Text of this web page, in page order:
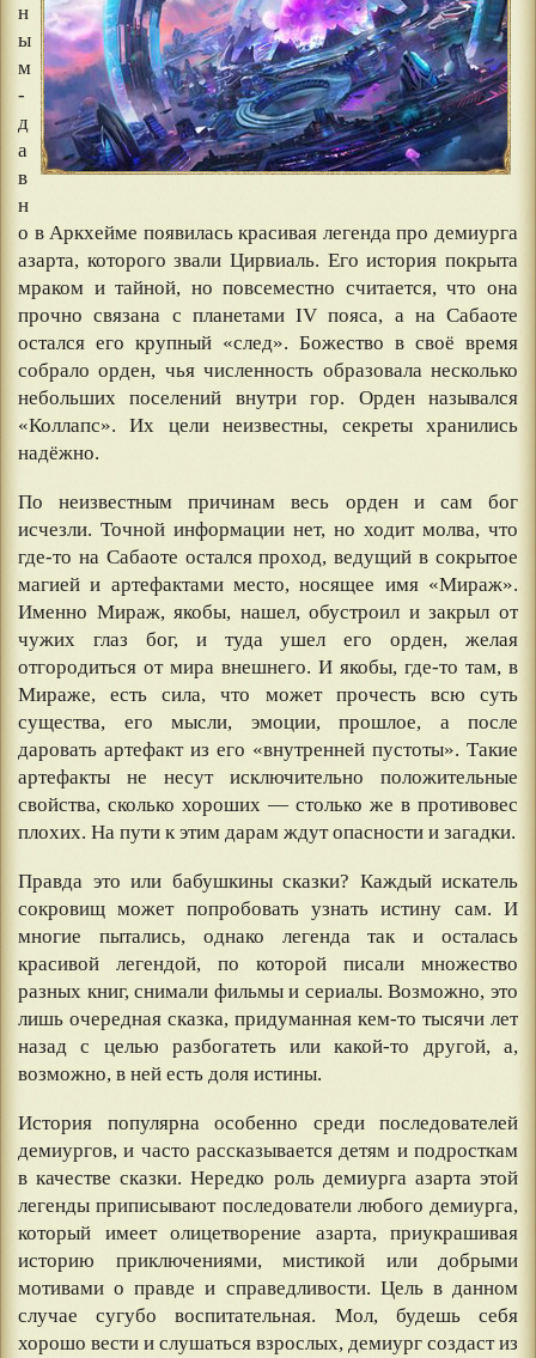
н
ы
м
-
д
а
в
н
о в Аркхейме появилась красивая легенда про демиурга
азарта, которого звали Цирвиаль. Его история покрыта
мраком и тайной, но повсеместно считается, что она
прочно связана с планетами IV пояса, а на Сабаоте
остался его крупный «след». Божество в своё время
собрало орден, чья численность образовала несколько
небольших поселений внутри гор. Орден назывался
«Коллапс». Их цели неизвестны, секреты хранились
надёжно.
По неизвестным причинам весь орден и сам бог
исчезли. Точной информации нет, но ходит молва, что
где-то на Сабаоте остался проход, ведущий в сокрытое
магией и артефактами место, носящее имя «Мираж».
Именно Мираж, якобы, нашел, обустроил и закрыл от
чужих глаз бог, и туда ушел его орден, желая
отгородиться от мира внешнего. И якобы, где-то там, в
Мираже, есть сила, что может прочесть всю суть
существа, его мысли, эмоции, прошлое, а после
даровать артефакт из его «внутренней пустоты». Такие
артефакты не несут исключительно положительные
свойства, сколько хороших — столько же в противовес
плохих. На пути к этим дарам ждут опасности и загадки.
Правда это или бабушкины сказки? Каждый искатель
сокровищ может попробовать узнать истину сам. И
многие пытались, однако легенда так и осталась
красивой легендой, по которой писали множество
разных книг, снимали фильмы и сериалы. Возможно, это
лишь очередная сказка, придуманная кем-то тысячи лет
назад с целью разбогатеть или какой-то другой, а,
возможно, в ней есть доля истины.
История популярна особенно среди последователей
демиургов, и часто рассказывается детям и подросткам
в качестве сказки. Нередко роль демиурга азарта этой
легенды приписывают последователи любого демиурга,
который имеет олицетворение азарта, приукрашивая
историю приключениями, мистикой или добрыми
мотивами о правде и справедливости. Цель в данном
случае сугубо воспитательная. Мол, будешь себя
хорошо вести и слушаться взрослых, демиург создаст из